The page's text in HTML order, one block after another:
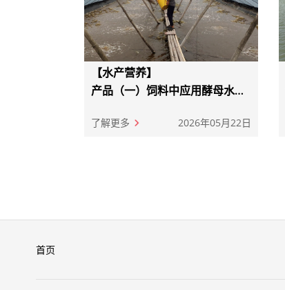
【水产营养】
产品（一）饲料中应用酵母水解
了解更多 2026年05月22日
首页